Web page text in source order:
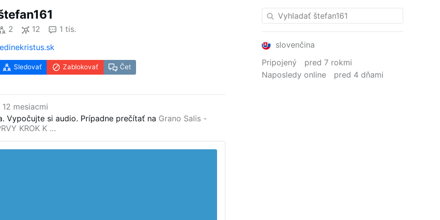
2 12
1 tis.
Sledovať Zablokovať Čet
mesiacmi
Vypočujte si audio. Prípadne prečítať na Grano Salis -
KROK K …
slovenčina
Pripojený
pred 7 rokmi
Naposledy online
pred 4 dňami